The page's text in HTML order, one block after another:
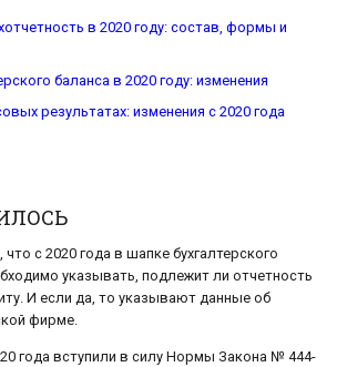
в 2020 году: состав, формы и
баланса в 2020 году: изменения
результатах: изменения с 2020 года
с 2020 года в шапке бухгалтерского
указывать, подлежит ли отчетность
И если да, то указывают данные об
фирме.
года вступили в силу Нормы Закона № 444-